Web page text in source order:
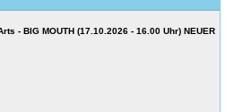
- BIG MOUTH (17.10.2026 - 16.00 Uhr) NEUER